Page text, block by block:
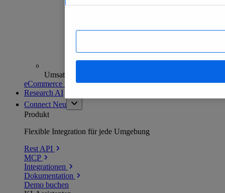
Umsatzanalysen und -prognosen
eCommerce Insights entdecken
Research AI
Connect Neu
Produkt
Flexible Integration für jede Umgebung
Rest API
MCP
Integrationen
Dokumentation
Demo buchen